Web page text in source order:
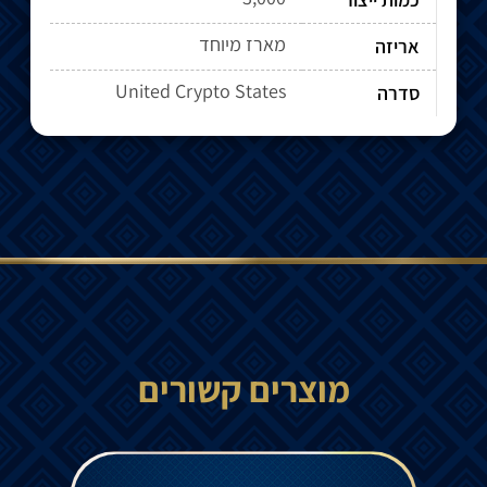
אריזה
מארז מיוחד
סדרה
United Crypto States
מוצרים קשורים